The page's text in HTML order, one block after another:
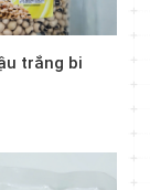
trắng bi